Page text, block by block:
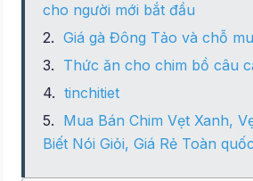
cho người mới bắt đầu
Giá gà Đông Tảo và chỗ
Thức ăn cho chim bồ câu
tinchitiet
Mua Bán Chim Vẹt Xanh,
Biết Nói Giỏi, Giá Rẻ Toàn quốc